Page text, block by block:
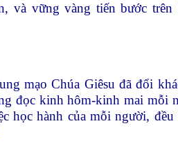
và vững vàng tiến bước trên
mạo Chúa Giêsu đã đổi
đọc kinh hôm-kinh mai mỗi
học hành của mỗi người,